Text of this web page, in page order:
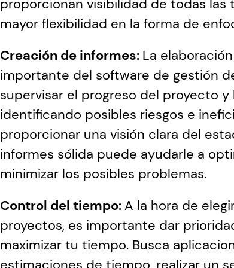
proporcionan visibilidad de todas
mayor flexibilidad en la forma de
Creación de informes: La
importante del software de gestión
supervisar el progreso del proyecto y
identificando posibles riesgos e
proporcionar una visión clara del
informes sólida puede ayudarle a
minimizar los posibles problemas.
Control del tiempo: A la hora de
proyectos, es importante dar
maximizar tu tiempo. Busca